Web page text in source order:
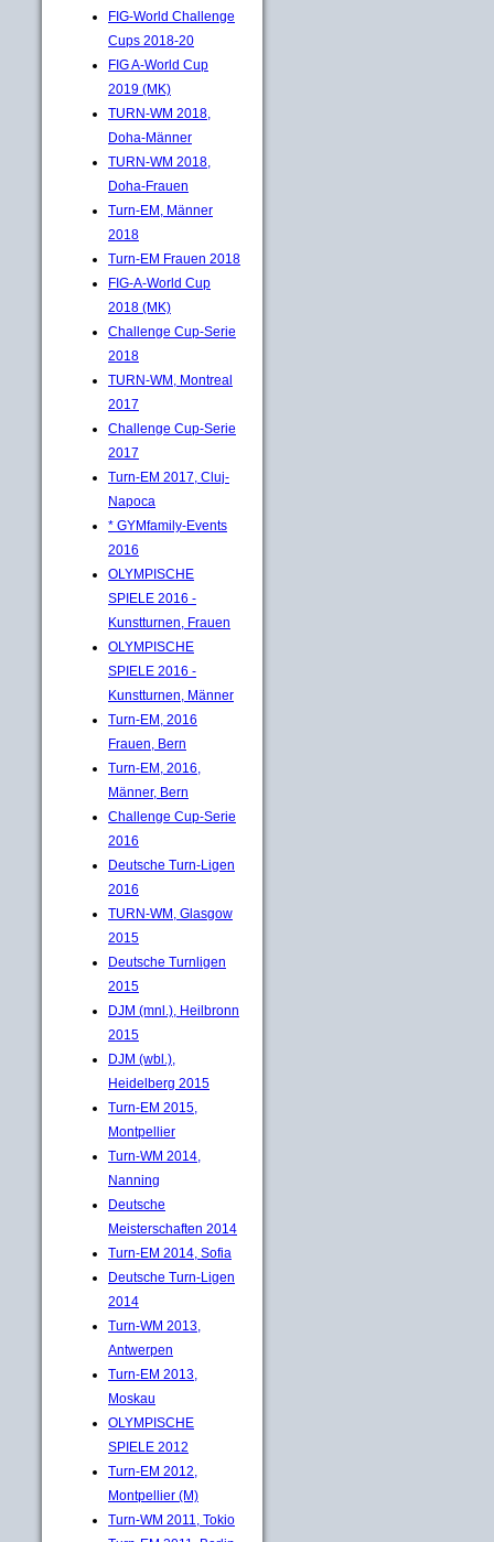
FIG-World Challenge
Cups 2018-20
FIG A-World Cup
2019 (MK)
TURN-WM 2018,
Doha-Männer
TURN-WM 2018,
Doha-Frauen
Turn-EM, Männer
2018
Turn-EM Frauen 2018
FIG-A-World Cup
2018 (MK)
Challenge Cup-Serie
2018
TURN-WM, Montreal
2017
Challenge Cup-Serie
2017
Turn-EM 2017, Cluj-
Napoca
* GYMfamily-Events
2016
OLYMPISCHE
SPIELE 2016 -
Kunstturnen, Frauen
OLYMPISCHE
SPIELE 2016 -
Kunstturnen, Männer
Turn-EM, 2016
Frauen, Bern
Turn-EM, 2016,
Männer, Bern
Challenge Cup-Serie
2016
Deutsche Turn-Ligen
2016
TURN-WM, Glasgow
2015
Deutsche Turnligen
2015
DJM (mnl.), Heilbronn
2015
DJM (wbl.),
Heidelberg 2015
Turn-EM 2015,
Montpellier
Turn-WM 2014,
Nanning
Deutsche
Meisterschaften 2014
Turn-EM 2014, Sofia
Deutsche Turn-Ligen
2014
Turn-WM 2013,
Antwerpen
Turn-EM 2013,
Moskau
OLYMPISCHE
SPIELE 2012
Turn-EM 2012,
Montpellier (M)
Turn-WM 2011, Tokio